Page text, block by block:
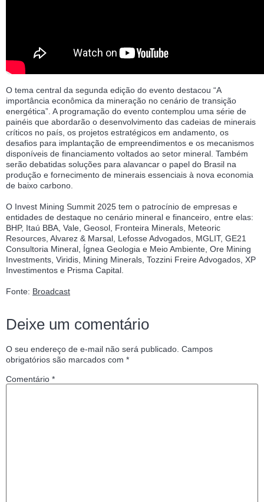
O tema central da segunda edição do evento destacou “A
importância econômica da mineração no cenário de transição
energética”. A programação do evento contemplou uma série de
painéis que abordarão o desenvolvimento das cadeias de minerais
críticos no país, os projetos estratégicos em andamento, os
desafios para implantação de empreendimentos e os mecanismos
disponíveis de financiamento voltados ao setor mineral. Também
serão debatidas soluções para alavancar o papel do Brasil na
produção e fornecimento de minerais essenciais à nova economia
de baixo carbono.
O Invest Mining Summit 2025 tem o patrocínio de empresas e
entidades de destaque no cenário mineral e financeiro, entre elas:
BHP, Itaú BBA, Vale, Geosol, Fronteira Minerals, Meteoric
Resources, Alvarez & Marsal, Lefosse Advogados, MGLIT, GE21
Consultoria Mineral, Ígnea Geologia e Meio Ambiente, Ore Mining
Investments, Viridis, Mining Minerals, Tozzini Freire Advogados, XP
Investimentos e Prisma Capital.
Fonte: Broadcast
Deixe um comentário
O seu endereço de e-mail não será publicado. Campos
obrigatórios são marcados com *
Comentário *